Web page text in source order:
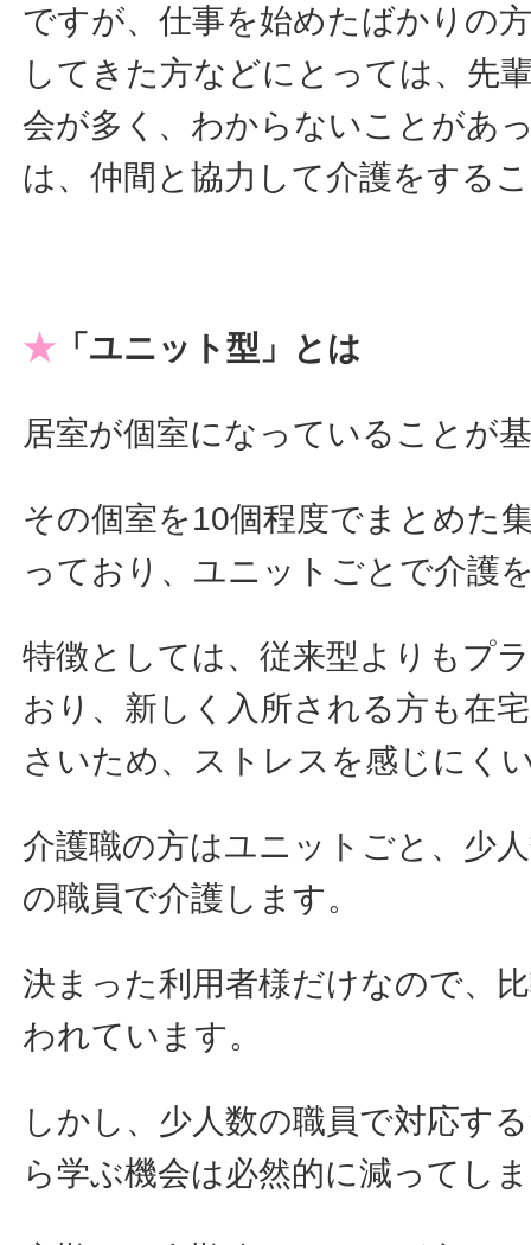
ですが、仕事を始めたばかりの
してきた方などにとっては、先
会が多く、わからないことがあ
は、仲間と協力して介護をする
★ 「ユニット型」とは
居室が個室になっていることが
その個室を10個程度でまとめた
っており、ユニットごとで介護
特徴としては、従来型よりもプ
おり、新しく入所される方も在
さいため、ストレスを感じにく
介護職の方はユニットごと、少
の職員で介護します。
決まった利用者様だけなので、
われています。
しかし、少人数の職員で対応す
ら学ぶ機会は必然的に減ってし